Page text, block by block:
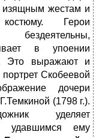
изящным жестам и
Герои
в упоении
Это выражают и
Скобеевой
дочери
(1798 г.).
уделяет
удавшимся ему